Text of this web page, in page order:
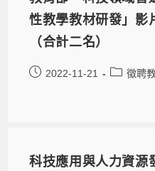
性教學教材研發」影
（合計二名）
2022-11-21 徵聘
科技應用與人力資源